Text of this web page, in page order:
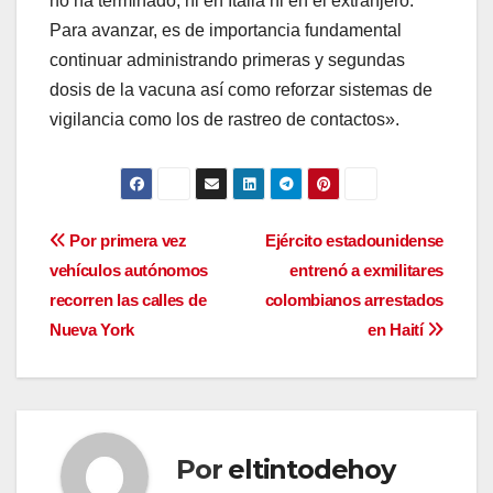
Para avanzar, es de importancia fundamental
continuar administrando primeras y segundas
dosis de la vacuna así como reforzar sistemas de
vigilancia como los de rastreo de contactos».
Navegación
de
entradas
Ejército estadounidense
entrenó a exmilitares
colombianos arrestados
en Haití
Por primera vez
vehículos autónomos
recorren las calles de
Nueva York
Por eltintodehoy